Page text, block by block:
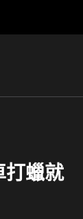
蠟就